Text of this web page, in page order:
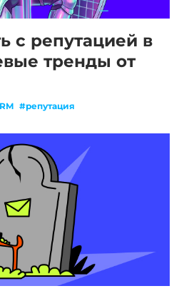
с репутацией в
тренды от
#репутация